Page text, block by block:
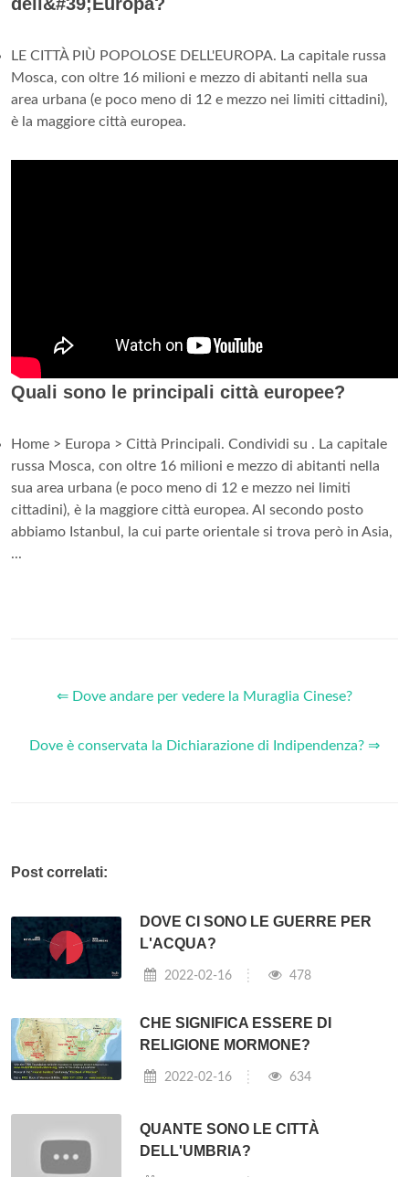
LE CITTÀ PIÙ POPOLOSE DELL'EUROPA. La capitale russa
Mosca, con oltre 16 milioni e mezzo di abitanti nella sua
area urbana (e poco meno di 12 e mezzo nei limiti cittadini),
è la maggiore città europea.
Quali sono le principali città europee?
Home > Europa > Città Principali. Condividi su . La capitale
russa Mosca, con oltre 16 milioni e mezzo di abitanti nella
sua area urbana (e poco meno di 12 e mezzo nei limiti
cittadini), è la maggiore città europea. Al secondo posto
abbiamo Istanbul, la cui parte orientale si trova però in Asia,
...
⇐ Dove andare per vedere la Muraglia Cinese?
Dove è conservata la Dichiarazione di Indipendenza? ⇒
Post correlati:
DOVE CI SONO LE GUERRE PER
L'ACQUA?
2022-02-16 478
CHE SIGNIFICA ESSERE DI
RELIGIONE MORMONE?
2022-02-16 634
QUANTE SONO LE CITTÀ
DELL'UMBRIA?